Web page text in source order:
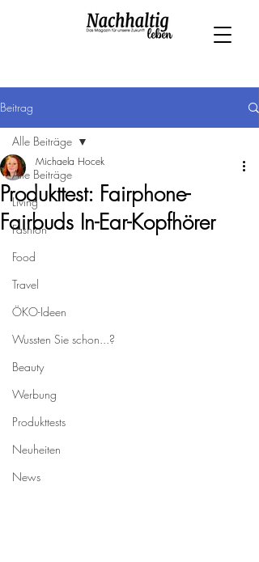
Beitrag
Alle Beiträge
Living
Fashion
Food
Travel
ÖKO-Ideen
Wussten Sie schon...?
Beauty
Werbung
Produkttests
Neuheiten
News
Alle Beiträge
Produkttest: Fairphone-
Fairbuds In-Ear-Kopfhörer
Michaela Hocek